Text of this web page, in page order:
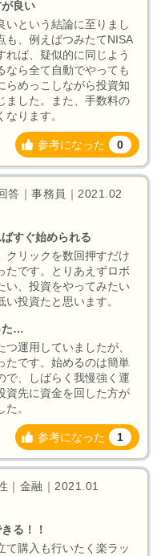
良い
いという結論に至りまし
も、例えばつみたてNISA
れば、疑似的に同じよう
なら全て自動でやっても
らめっこしながら投資知
ました。また、手数料の
ります。
参考になった 0
答｜事務員｜2021.02
すぐ始められる
クリックを数回押すだけ
たです。とりあえずロボ
い、投資をやってみたい
投資たと思います。
た…
運用していましたが、
たです。始めるのは簡単
で、しばらく我慢強く運
資先に資金を回した方が
。
参考になった 1
｜金融｜2021.01
る！！
て購入も行いたく楽ラッ